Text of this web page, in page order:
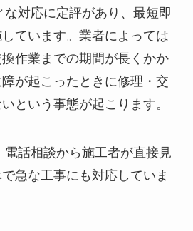
対応に定評があり、最短即
ています。業者によっては
作業までの期間が長くかか
が起こったときに修理・交
という事態が起こります。
電話相談から施工者が直接見
急な工事にも対応していま